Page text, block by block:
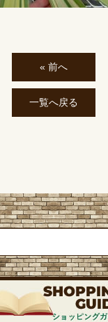
« 前へ
一覧へ戻る